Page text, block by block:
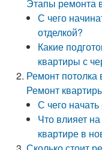
Этапы ремонта
С чего
отделкой?
Какие
квартиры с
Ремонт потолка
Ремонт
С чего
Что влияет
квартире в